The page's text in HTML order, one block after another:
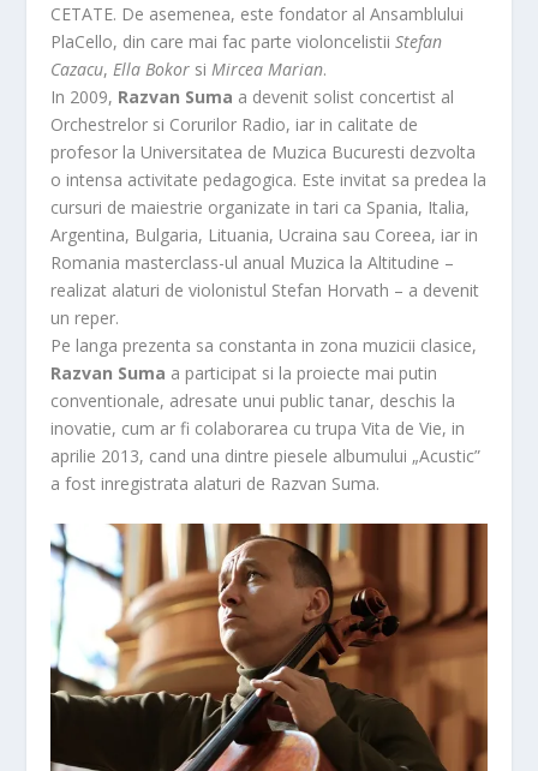
CETATE. De asemenea, este fondator al Ansamblului
PlaCello, din care mai fac parte violoncelistiiStefan
Cazacu, Ella Bokor si Mircea Marian.
In 2009, Razvan Suma a devenit solist concertist al
Orchestrelor si Corurilor Radio, iar in calitate de
profesor la Universitatea de Muzica Bucuresti dezvolta
o intensa activitate pedagogica. Este invitat sa predea la
cursuri de maiestrie organizate in tari ca Spania, Italia,
Argentina, Bulgaria, Lituania, Ucraina sau Coreea, iar in
Romania masterclass-ul anual Muzica la Altitudine –
realizat alaturi de violonistul Stefan Horvath – a devenit
un reper.
Pe langa prezenta sa constanta in zona muzicii clasice,
Razvan Suma a participat si la proiecte mai putin
conventionale, adresate unui public tanar, deschis la
inovatie, cum ar fi colaborarea cu trupa Vita de Vie, in
aprilie 2013, cand una dintre piesele albumului „Acustic”
a fost inregistrata alaturi de Razvan Suma.